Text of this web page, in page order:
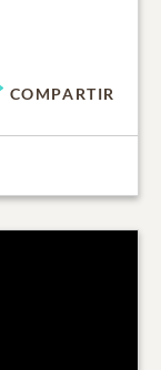
COMPARTIR